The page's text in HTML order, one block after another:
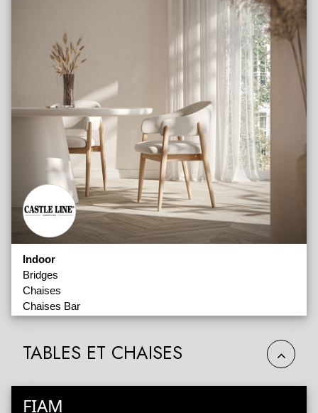
Indoor
Bridges
Chaises
Chaises Bar
Chaises Hautes
Poufs
Bouts de Canapé
Commodes
TABLES ET CHAISES
FIAM